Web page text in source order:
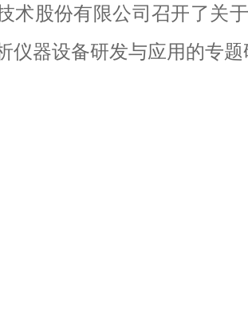
术股份有限公司召开了关
仪器设备研发与应用的专